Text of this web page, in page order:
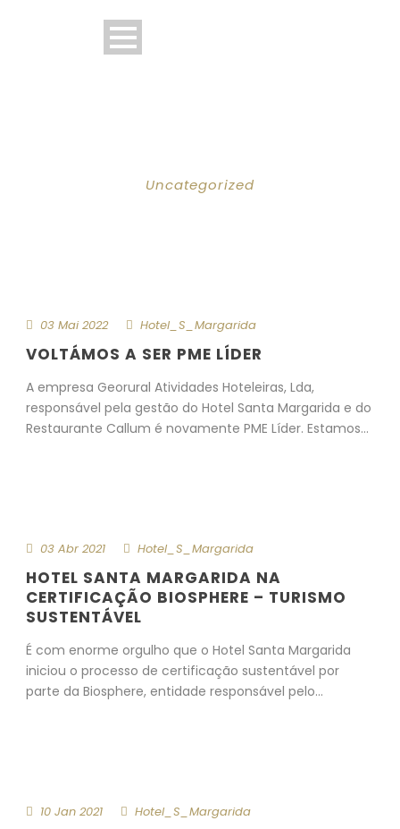
Uncategorized
03 Mai 2022 Hotel_S_Margarida
VOLTÁMOS A SER PME LÍDER
A empresa Georural Atividades Hoteleiras, Lda,
responsável pela gestão do Hotel Santa Margarida e do
Restaurante Callum é novamente PME Líder. Estamos...
03 Abr 2021 Hotel_S_Margarida
HOTEL SANTA MARGARIDA NA
CERTIFICAÇÃO BIOSPHERE – TURISMO
SUSTENTÁVEL
É com enorme orgulho que o Hotel Santa Margarida
iniciou o processo de certificação sustentável por
parte da Biosphere, entidade responsável pelo...
10 Jan 2021 Hotel_S_Margarida